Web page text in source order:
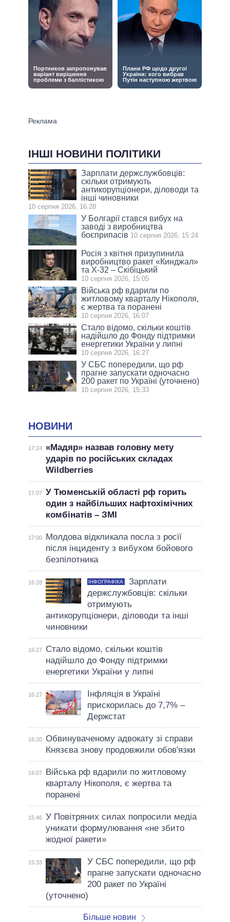
ІНШІ НОВИНИ ПОЛІТИКИ
Зарплати держслужбовців:
скільки отримують
антикорупціонери, діловоди та
інші чиновники
10 серпня 2026, 16:28
У Болгарії стався вибух на
заводі з виробництва
боєприпасів 10 серпня 2026, 15:24
Росія з квітня призупинила
виробництво ракет «Кинджал»
та Х-32 – Скібіцький
10 серпня 2026, 15:05
Війська рф вдарили по
житловому кварталу Нікополя,
є жертва та поранені
10 серпня 2026, 16:07
Стало відомо, скільки коштів
надійшло до Фонду підтримки
енергетики України у липні
10 серпня 2026, 16:27
У СБС попередили, що рф
прагне запускати одночасно
200 ракет по Україні (уточнено)
10 серпня 2026, 15:33
НОВИНИ
17:24 «Мадяр» назвав головну мету
ударів по російських складах
Wildberries
17:07 У Тюменській області рф горить
один з найбільших нафтохімічних
комбінатів – ЗМІ
17:00
Молдова відкликала посла з росії
після інциденту з вибухом бойового
безпілотника
16:28 ІНФОГРАФІКА
Зарплати
держслужбовців: скільки
отримують
антикорупціонери, діловоди та інші
чиновники
16:27
Стало відомо, скільки коштів
надійшло до Фонду підтримки
енергетики України у липні
16:27
Інфляція в Україні
прискорилась до 7,7% –
Держстат
16:20 Обвинуваченому адвокату зі справи
Князєва знову продовжили обов'язки
16:07
Війська рф вдарили по житловому
кварталу Нікополя, є жертва та
поранені
15:46 У Повітряних силах попросили медіа
уникати формулювання «не збито
жодної ракети»
15:33
У СБС попередили, що рф
прагне запускати одночасно
200 ракет по Україні
(уточнено)
Більше новин